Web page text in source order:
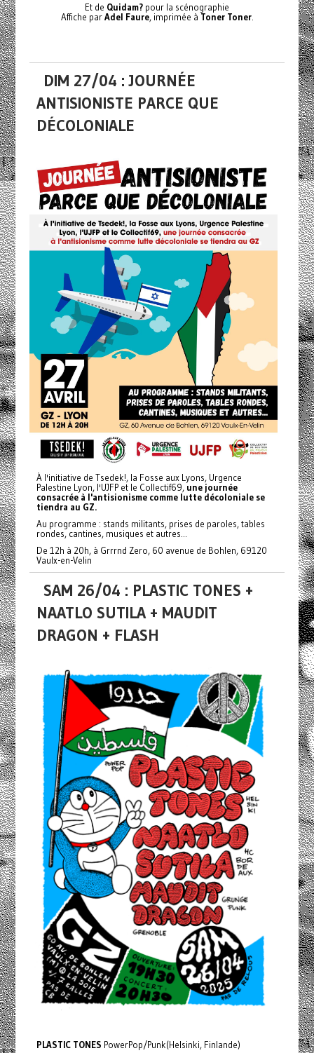
Et de Quidam? pour la scénographie
Affiche parAdel Faure, imprimée à Toner Toner.
DIM 27/04 : JOURNÉE
ANTISIONISTE PARCE QUE
DÉCOLONIALE
À l'initiative de Tsedek!, la Fosse aux Lyons, Urgence
Palestine Lyon, l'UJFP et le Collectif69, une journée
consacrée à l'antisionisme comme lutte décoloniale se
tiendra au GZ.
Au programme : stands militants, prises de paroles, tables
rondes, cantines, musiques et autres...
De 12h à 20h, à Grrrnd Zero, 60 avenue de Bohlen, 69120
Vaulx-en-Velin
SAM 26/04 : PLASTIC TONES +
NAATLO SUTILA + MAUDIT
DRAGON + FLASH
PLASTIC TONES PowerPop/Punk(Helsinki, Finlande)